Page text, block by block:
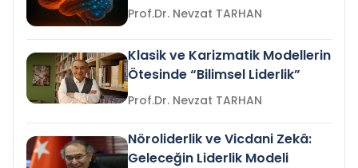
Prof.Dr. Nevzat TARHAN
Klasik ve Karizmatik Modellerin
Ötesinde “Bilimsel Liderlik”
Prof.Dr. Nevzat TARHAN
Nöroliderlik ve Vicdani Zekâ:
Geleceğin Liderlik Modeli